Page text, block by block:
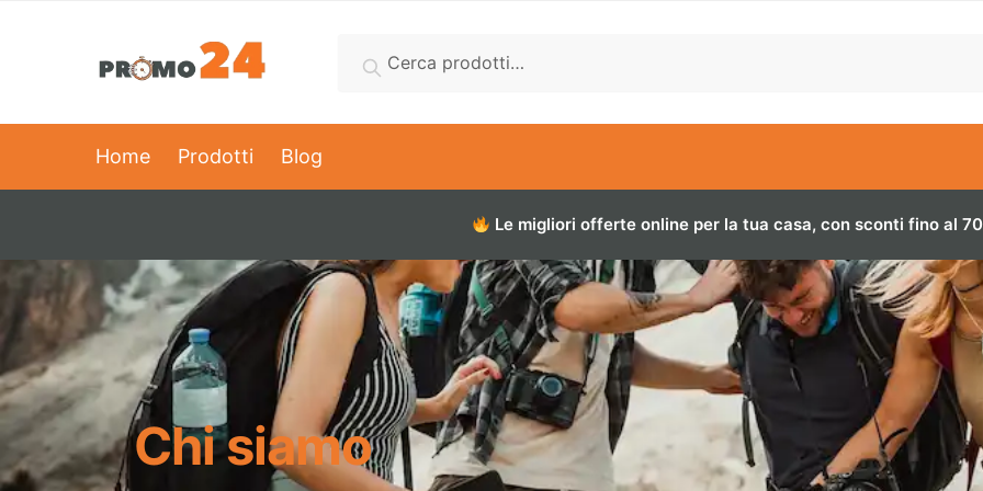
Cerca
Home Prodotti Blog
Le migliori offerte online per la tua casa, con sconti fino al
Chi siamo